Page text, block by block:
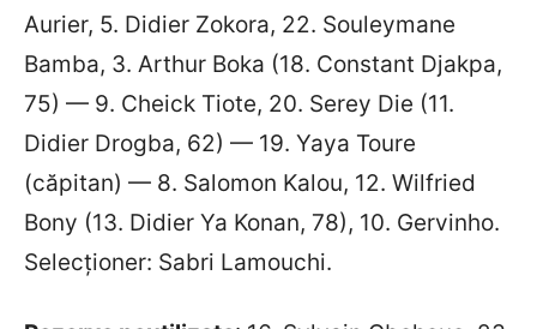
Aurier, 5. Didier Zokora, 22. Souleymane
Bamba, 3. Arthur Boka (18. Constant Djakpa,
75) — 9. Cheick Tiote, 20. Serey Die (11.
Didier Drogba, 62) — 19. Yaya Toure
(căpitan) — 8. Salomon Kalou, 12. Wilfried
Bony (13. Didier Ya Konan, 78), 10. Gervinho.
Selecționer: Sabri Lamouchi.